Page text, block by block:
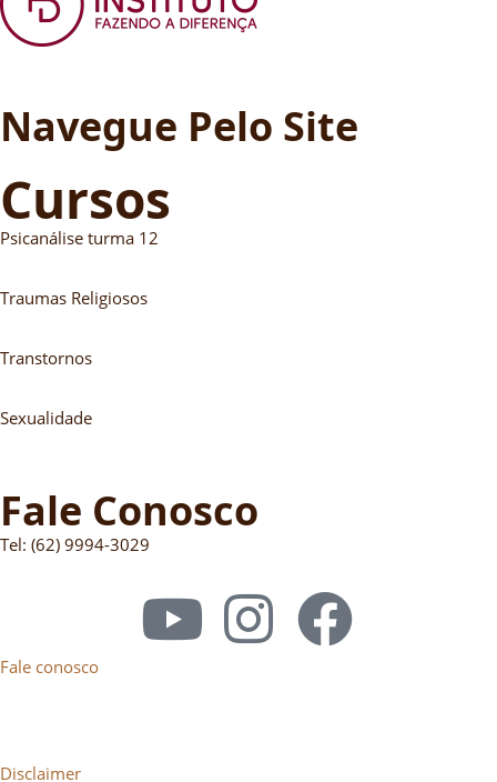
Navegue Pelo Site
Cursos
Psicanálise turma 12
Traumas Religiosos
Transtornos
Sexualidade
Fale Conosco
Tel: (62) 9994-3029
Fale conosco
Disclaimer